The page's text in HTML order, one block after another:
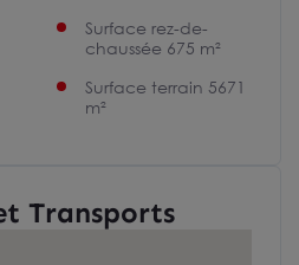
Surface rez-de-
chaussée 675 m²
Surface terrain 5671
m²
Transports